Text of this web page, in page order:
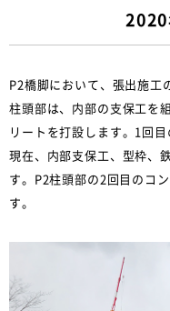
2020
P2橋脚において、張出施工
柱頭部は、内部の支保工を
リートを打設します。1回
現在、内部支保工、型枠、
す。P2柱頭部の2回目のコ
す。